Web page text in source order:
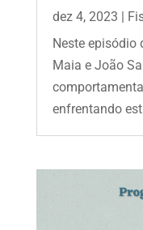
dez 4, 2023
Neste episódio
Maia e João
enfrentando